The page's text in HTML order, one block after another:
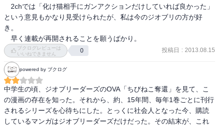
2chでは「化け猫相手にガンアクションだけしていれば良かった」
という意見もかなり見受けられたが、私は今のジオブリの方が好
き。
早く連載が再開されることを願うばかり。
ブクログレビューは
いいねできません
0 投稿日 : 2013.08.15
powered by ブクログ
中学生の頃、ジオブリーダーズのOVA「ちびねこ奪還」を見て、こ
の漫画の存在を知った。それから、約、15年間、毎年1巻ごとに刊行
されるシリーズを心待ちにした。とっくに社会人となった今、購読
しているマンガはジオブリーダーズだけだった。その結末が、これ